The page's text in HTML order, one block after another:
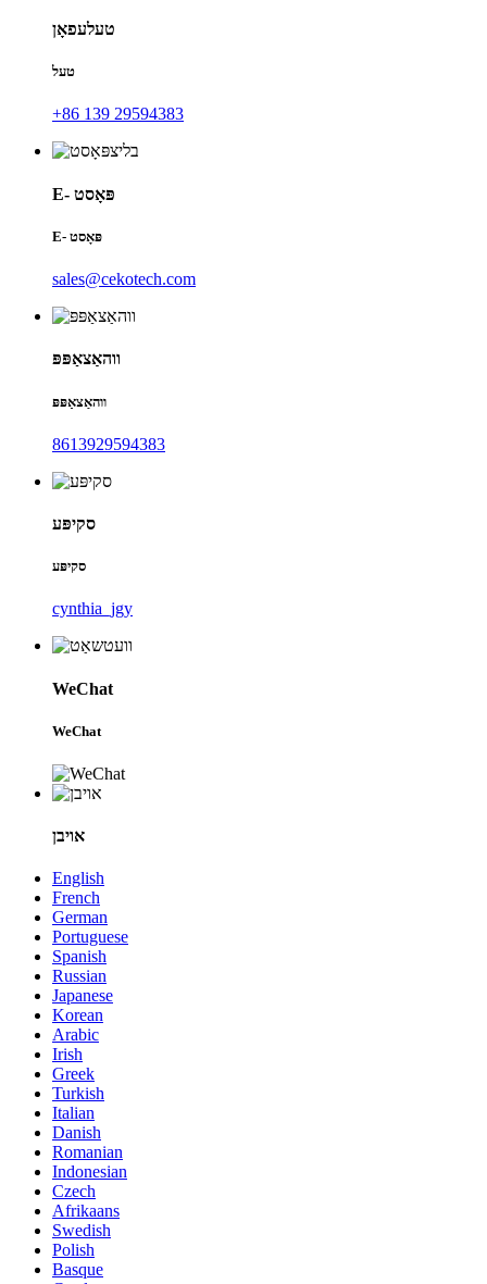
טעלעפאָן
טעל
+86 139 29594383
E- פּאָסט
E- פּאָסט
sales@cekotech.com
ווהאַצאַפּפּ
ווהאַצאַפּפּ
8613929594383
סקיפּע
סקיפּע
cynthia_jgy
WeChat
WeChat
אויבן
English
French
German
Portuguese
Spanish
Russian
Japanese
Korean
Arabic
Irish
Greek
Turkish
Italian
Danish
Romanian
Indonesian
Czech
Afrikaans
Swedish
Polish
Basque